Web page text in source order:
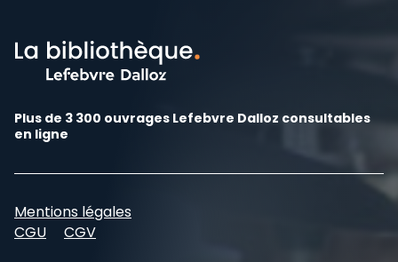
Plus de 3 300 ouvrages Lefebvre Dalloz consultables
en ligne
Mentions légales
CGU
CGV